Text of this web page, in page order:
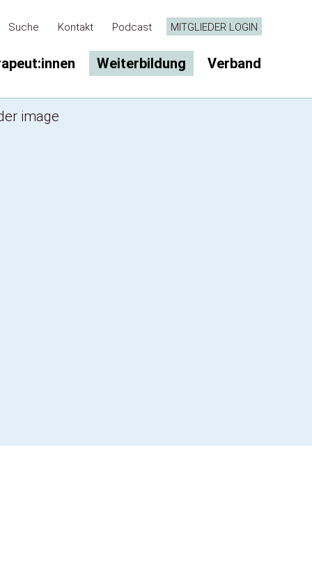
Suche Kontakt Podcast MITGLIEDER LOGIN
Weiterbildung Verband